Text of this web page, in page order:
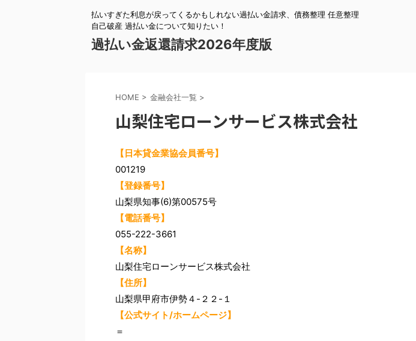
払いすぎた利息が戻ってくるかもしれない過払い金請求、債務整理 任意整理
自己破産 過払い金について知りたい！
過払い金返還請求2026年度版
HOME > 金融会社一覧 >
山梨住宅ローンサービス株式会社
【日本貸金業協会員番号】
001219
【登録番号】
山梨県知事(6)第00575号
【電話番号】
055-222-3661
【名称】
山梨住宅ローンサービス株式会社
【住所】
山梨県甲府市伊勢４-２２-１
【公式サイト/ホームページ】
＝